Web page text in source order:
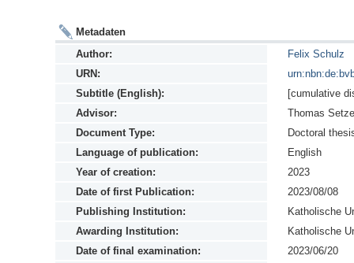
Metadaten
Author:
Felix Schulz
URN:
Subtitle (English):
[cumulative
Advisor:
Thomas
Document Type:
Doctoral
Language of publication:
English
Year of creation:
2023
Date of first Publication:
2023/08/08
Publishing Institution:
Katholische
Awarding Institution:
Katholische
Date of final examination:
2023/06/20